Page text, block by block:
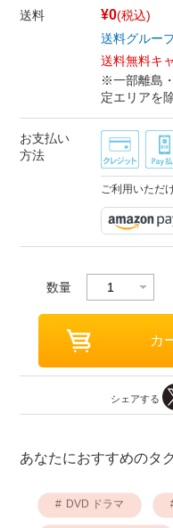
送料 ¥0(税込)
送料グルー
送料無料キ
※一部離島
定エリアを
お支払い
方法
ご利用いただ
数量
シェアする
あなたにおすすめのタ
DVD ドラマ